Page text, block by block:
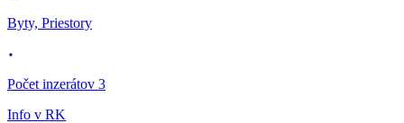
Byty, Priestory
Počet inzerátov 3
Info v RK